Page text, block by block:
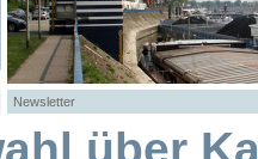
Newsletter